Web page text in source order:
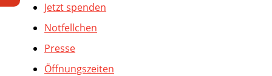
Jetzt spenden
Notfellchen
Presse
Öffnungszeiten